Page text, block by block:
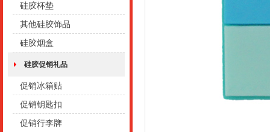
硅胶杯垫
其他硅胶饰品
硅胶烟盒
硅胶促销礼品
促销冰箱贴
促销钥匙扣
促销行李牌